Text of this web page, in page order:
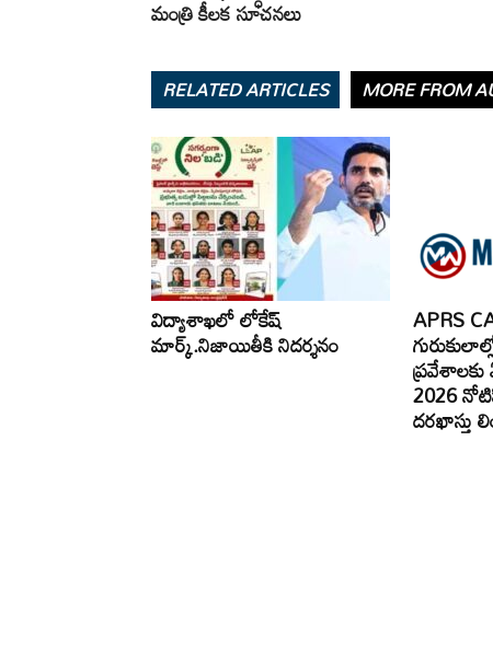
మంత్రి కీలక సూచనలు
RELATED ARTICLES MORE FROM
విద్యాశాఖలో లోకేష్
మార్క్.నిజాయితీకి నిదర్శనం
APRS
2026
దరఖాస్తు